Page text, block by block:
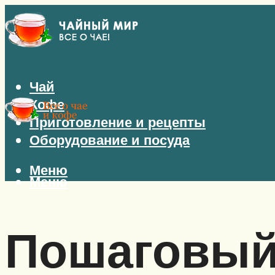
Чай
Кофе
Приготовление и рецепты
Оборудование и посуда
Меню
Меню